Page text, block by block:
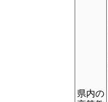
県内の